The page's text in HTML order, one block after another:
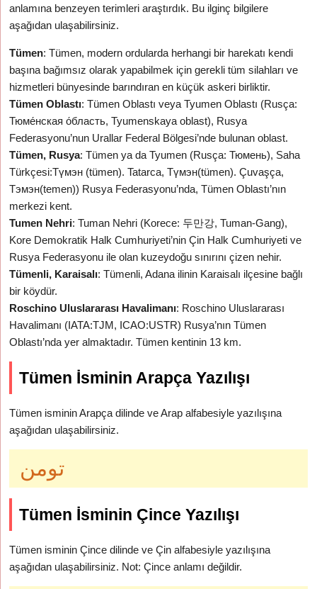
anlamına benzeyen terimleri araştırdık. Bu ilginç bilgilere
aşağıdan ulaşabilirsiniz.
Tümen: Tümen, modern ordularda herhangi bir harekatı kendi
başına bağımsız olarak yapabilmek için gerekli tüm silahları ve
hizmetleri bünyesinde barındıran en küçük askeri birliktir.
Tümen Oblastı: Tümen Oblastı veya Tyumen Oblastı (Rusça:
Тюме́нская о́бласть, Tyumenskaya oblast), Rusya
Federasyonu’nun Urallar Federal Bölgesi’nde bulunan oblast.
Tümen, Rusya: Tümen ya da Tyumen (Rusça: Тюмень), Saha
Türkçesi:Түмэн (tümen). Tatarca, Түмэн(tümen). Çuvaşça,
Тэмэн(temen)) Rusya Federasyonu’nda, Tümen Oblastı’nın
merkezi kent.
Tumen Nehri: Tuman Nehri (Korece: 두만강, Tuman-Gang),
Kore Demokratik Halk Cumhuriyeti’nin Çin Halk Cumhuriyeti ve
Rusya Federasyonu ile olan kuzeydoğu sınırını çizen nehir.
Tümenli, Karaisalı: Tümenli, Adana ilinin Karaisalı ilçesine bağlı
bir köydür.
Roschino Uluslararası Havalimanı: Roschino Uluslararası
Havalimanı (IATA:TJM, ICAO:USTR) Rusya’nın Tümen
Oblastı’nda yer almaktadır. Tümen kentinin 13 km.
Tümen İsminin Arapça Yazılışı
Tümen isminin Arapça dilinde ve Arap alfabesiyle yazılışına
aşağıdan ulaşabilirsiniz.
تومن
Tümen İsminin Çince Yazılışı
Tümen isminin Çince dilinde ve Çin alfabesiyle yazılışına
aşağıdan ulaşabilirsiniz. Not: Çince anlamı değildir.